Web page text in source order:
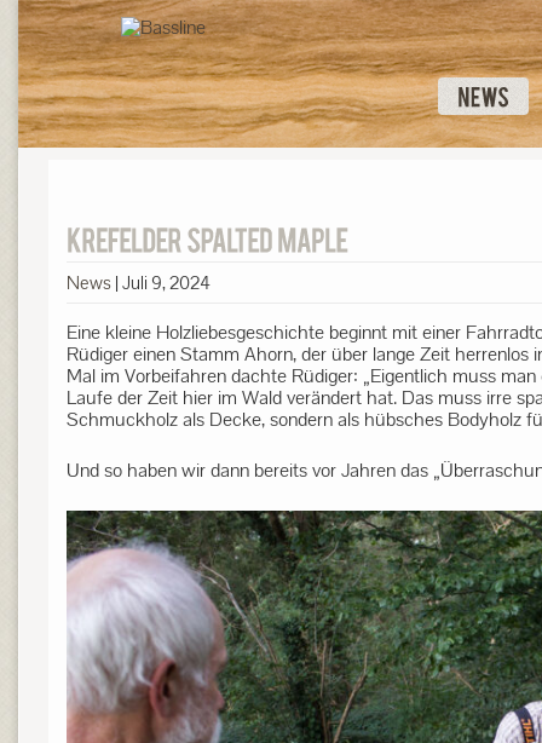
News | Juli 9, 2024
Eine kleine Holzliebesgeschichte beginnt mit einer
Rüdiger einen Stamm Ahorn, der über lange Zeit
Mal im Vorbeifahren dachte Rüdiger: „Eigentlich muss
Laufe der Zeit hier im Wald verändert hat. Das muss irre
Schmuckholz als Decke, sondern als hübsches Bodyholz
Und so haben wir dann bereits vor Jahren das